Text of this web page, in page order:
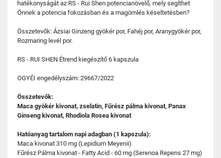
hatékonyságát az RS - Rui Shen potencianövelő, mely segíthet
Önnek a potencia fokozásban és a magömlés késeltetésben?
Összetevők: Ázsiai Ginzeng gyökér por, Fahéj por, Aranygyökér por,
Rozmaring levél por.
RS - RUI SHEN Étrend kiegészítő 6 kapszula
OGYÉI engedélyszám: 29667/2022
Összetevők:
Maca gyökér kivonat, zselatin, Fűrész pálma kivonat, Panax
Ginseng kivonat, Rhodiola Rosea kivonat
Hatóanyag tartalom napi adagban (1 kapszula):
Maca kivonat 310 mg (Lepidium Meyenii)
Fűrész Pálma kivonat - Fatty Acid - 60 mg (Serenoa Repens 27 mg)